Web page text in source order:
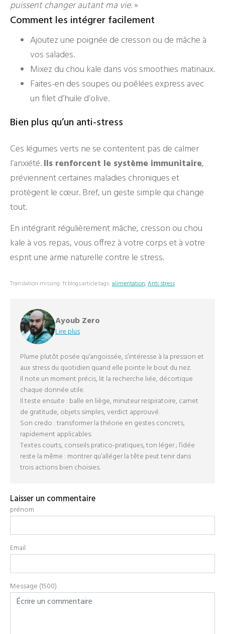
puissent changer autant ma vie.»
Comment les intégrer facilement
Ajoutez une poignée de cresson ou de mâche à
vos salades.
Mixez du chou kale dans vos smoothies matinaux.
Faites-en des soupes ou poêlées express avec
un filet d’huile d’olive.
Bien plus qu’un anti-stress
Ces légumes verts ne se contentent pas de calmer
l’anxiété.Ils renforcent le système immunitaire,
préviennent certaines maladies chroniques et
protègent le cœur. Bref, un geste simple qui change
tout.
En intégrant régulièrement mâche, cresson ou chou
kale à vos repas, vous offrez à votre corps et à votre
esprit une arme naturelle contre le stress.
Translation missing: fr.blogs.article.tags: alimentation,Anti stress
Ayoub Zero
Lire plus
Plume plutôt posée qu’angoissée, s’intéresse à la pression et
aux stress du quotidien quand elle pointe le bout du nez.
Il note un moment précis, lit la recherche liée, décortique
chaque donnée utile.
Il teste ensuite : balle en liège, minuteur respiratoire, carnet
de gratitude, objets simples, verdict approuvé.
Son credo : transformer la théorie en gestes concrets,
rapidement applicables.
Textes courts, conseils pratico-pratiques, ton léger ; l’idée
reste la même : montrer qu’alléger la tête peut tenir dans
trois actions bien choisies.
Laisser un commentaire
prénom
Email
Message (1500)